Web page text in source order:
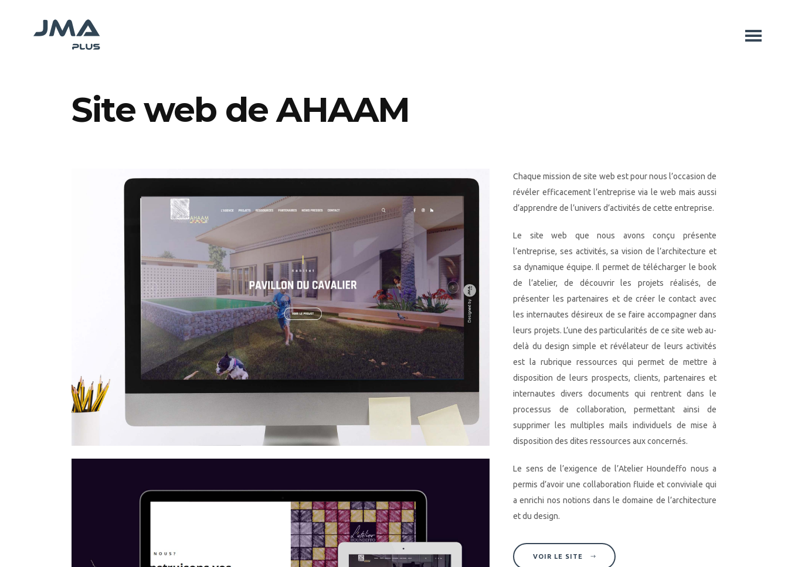
Site web de AHAAM
Chaque mission de site web est pour nous l’occasion de
révéler efficacement l’entreprise via le web mais aussi
d’apprendre de l’univers d’activités de cette entreprise.
Le site web que nous avons conçu présente
l’entreprise, ses activités, sa vision de l’architecture et
sa dynamique équipe. Il permet de télécharger le book
de l’atelier, de découvrir les projets réalisés, de
présenter les partenaires et de créer le contact avec
les internautes désireux de se faire accompagner dans
leurs projets. L’une des particularités de ce site web au-
delà du design simple et révélateur de leurs activités
est la rubrique ressources qui permet de mettre à
disposition de leurs prospects, clients, partenaires et
internautes divers documents qui rentrent dans le
processus de collaboration, permettant ainsi de
supprimer les multiples mails individuels de mise à
disposition des dites ressources aux concernés.
Le sens de l’exigence de l’Atelier Houndeffo nous a
permis d’avoir une collaboration fluide et conviviale qui
a enrichi nos notions dans le domaine de l’architecture
et du design.
VOIR LE SITE